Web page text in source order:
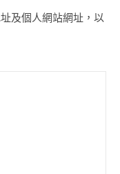
及個人網站網址，以